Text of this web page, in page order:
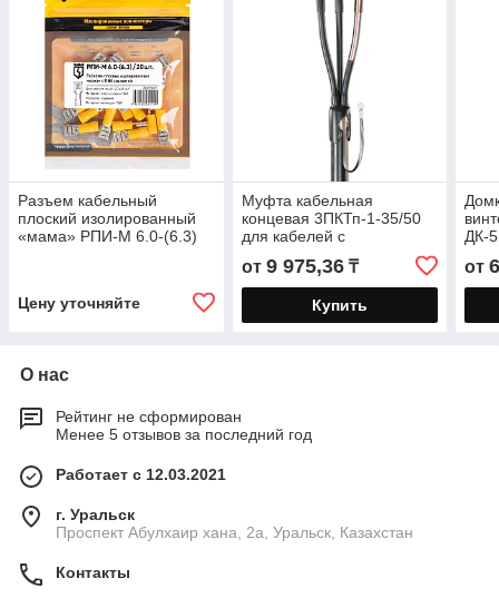
Разъем кабельный
плоский изолированный
«мама» РПИ-М 6.0-(6.3)
Цену уточняйте
Муфта кабельная
концевая 3ПКТп-1-35/50
для кабелей с
пластмассовой и ЭПР
изоляцией до 1кВ
от 9 975,36₸
Купить
ДК-
№8
от
О нас
Рейтинг не сформирован
Менее 5 отзывов за последний год
Работает с 12.03.2021
г. Уральск
Проспект Абулхаир хана, 2а, Уральск, Казахстан
Контакты